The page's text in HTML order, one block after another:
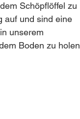
Schöpflöffel zu
auf und sind eine
unserem
Boden zu holen